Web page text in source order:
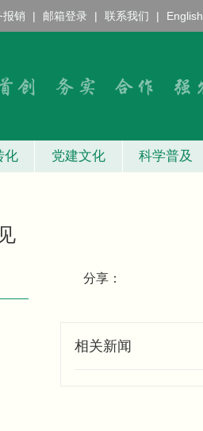
报销 | 邮箱登录 | 联系我们 | English
化 党建文化 科学普及
分享：
相关新闻